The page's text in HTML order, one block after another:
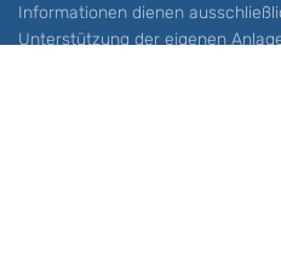
Informationen dienen
Unterstützung der eigenen